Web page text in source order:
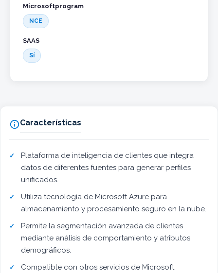
Microsoftprogram
NCE
SAAS
Sí
Características
Plataforma de inteligencia de clientes que integra
datos de diferentes fuentes para generar perfiles
unificados.
Utiliza tecnología de Microsoft Azure para
almacenamiento y procesamiento seguro en la nube.
Permite la segmentación avanzada de clientes
mediante análisis de comportamiento y atributos
demográficos.
Compatible con otros servicios de Microsoft